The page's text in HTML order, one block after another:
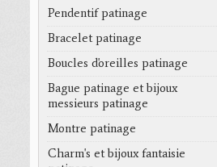
Pendentif patinage
Bracelet patinage
Boucles d'oreilles patinage
Bague patinage et bijoux
messieurs patinage
Montre patinage
Charm's et bijoux fantaisie